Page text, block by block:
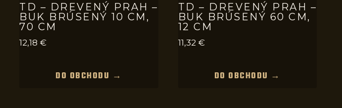
TD – DREVENÝ PRAH –
BUK BRÚSENÝ 10 CM,
70 CM
12,18 €
DO OBCHODU →
TD – DREVENÝ PRAH –
BUK BRÚSENÝ 60 CM,
12 CM
11,32 €
DO OBCHODU →